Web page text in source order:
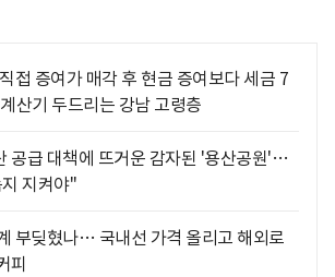
접 증여가 매각 후 현금 증여보다 세금 7
산기 두드리는 강남 고령층
공급 대책에 뜨거운 감자된 '용산공원'…
지켜야"
부딪혔나… 국내선 가격 올리고 해외로
피